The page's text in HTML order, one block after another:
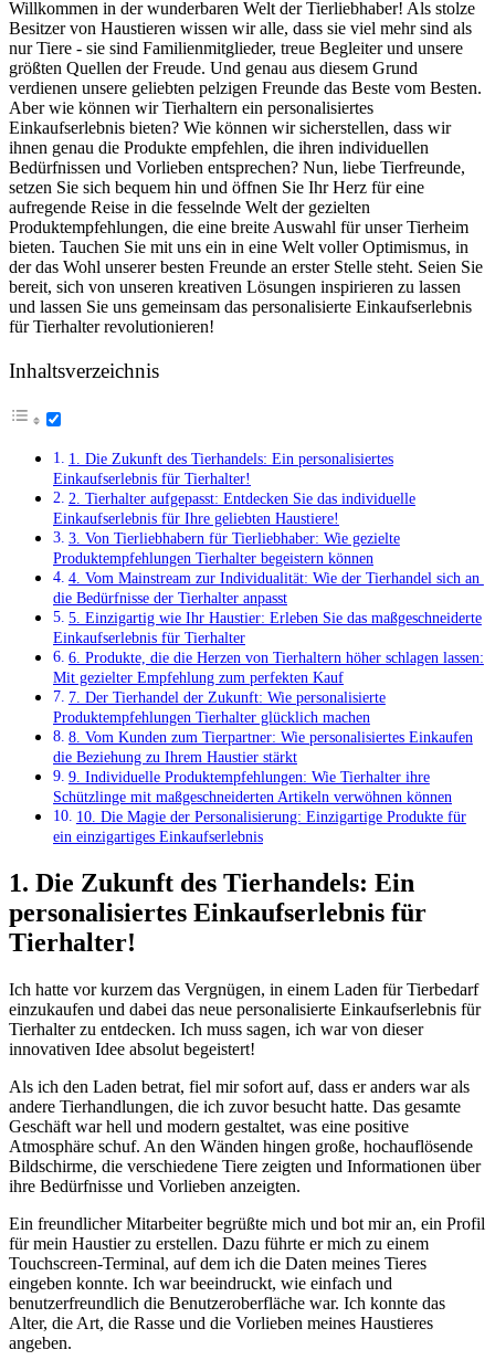
Willkommen in ‍der wunderbaren Welt der ‌Tierliebhaber! Als⁣ stolze
Besitzer von Haustieren wissen ‌wir alle, dass sie viel mehr sind als
nur Tiere -⁢ sie⁣ sind Familienmitglieder, treue Begleiter und unsere‌
größten Quellen ​der Freude. Und genau aus diesem Grund
verdienen unsere geliebten pelzigen Freunde das⁤ Beste ‌vom Besten.⁣
Aber⁣ wie können ⁢wir ‍Tierhaltern ein personalisiertes
⁤Einkaufserlebnis bieten? Wie ‌können wir sicherstellen, dass wir
ihnen genau die Produkte empfehlen, die ihren individuellen
Bedürfnissen und Vorlieben ‍entsprechen? Nun, ‌liebe Tierfreunde,‍
setzen ⁢Sie sich bequem hin und ⁣öffnen Sie Ihr Herz für eine
aufregende⁣ Reise in die fesselnde⁣ Welt der gezielten
Produktempfehlungen, die eine breite Auswahl ‌für unser Tierheim​
bieten. Tauchen⁢ Sie ‌mit ‌uns ein in⁢ eine ⁣Welt voller Optimismus, in
der das Wohl unserer besten Freunde an erster Stelle steht. Seien Sie
bereit, sich von unseren kreativen Lösungen inspirieren zu lassen
und lassen⁢ Sie uns gemeinsam das personalisierte Einkaufserlebnis
für ​Tierhalter revolutionieren!
Inhaltsverzeichnis
1. Die Zukunft⁣ des Tierhandels: Ein personalisiertes​
Einkaufserlebnis für Tierhalter!
2. Tierhalter‍ aufgepasst: Entdecken Sie das individuelle
Einkaufserlebnis für Ihre geliebten Haustiere!
3. Von Tierliebhabern für⁤ Tierliebhaber: Wie gezielte
Produktempfehlungen Tierhalter ‍begeistern können
4.‍ Vom ​Mainstream zur Individualität: Wie der ⁢Tierhandel sich an ​
die​ Bedürfnisse der ‍Tierhalter anpasst
5. ⁤Einzigartig wie Ihr Haustier: Erleben Sie das ‍maßgeschneiderte
Einkaufserlebnis für Tierhalter
6. Produkte, die die Herzen von Tierhaltern höher schlagen lassen:
Mit ​gezielter Empfehlung zum perfekten Kauf
7. Der Tierhandel der‌ Zukunft: Wie personalisierte
Produktempfehlungen Tierhalter glücklich machen
8. Vom Kunden‌ zum Tierpartner: Wie personalisiertes Einkaufen
die Beziehung zu Ihrem Haustier stärkt
9. Individuelle Produktempfehlungen:⁤ Wie⁢ Tierhalter ihre
Schützlinge mit maßgeschneiderten Artikeln⁤ verwöhnen können
10. Die Magie⁣ der Personalisierung: Einzigartige ⁤Produkte für⁢
ein‌ einzigartiges⁢ Einkaufserlebnis
1. Die Zukunft⁣ des Tierhandels: Ein
personalisiertes​ Einkaufserlebnis für
Tierhalter!
Ich ​hatte vor ‌kurzem das Vergnügen, in einem Laden für Tierbedarf
einzukaufen und dabei das neue personalisierte‌ Einkaufserlebnis für
Tierhalter ⁤zu entdecken. Ich muss sagen, ich war von dieser
innovativen Idee absolut begeistert!
Als ich den​ Laden​ betrat,⁢ fiel mir sofort auf, dass er anders war als
andere ‍Tierhandlungen, ⁣die‌ ich zuvor besucht ‌hatte. Das gesamte
Geschäft war hell und modern ⁢gestaltet, was eine positive⁢
Atmosphäre schuf. An den ‍Wänden hingen ⁣große, hochauflösende
⁤Bildschirme, die​ verschiedene Tiere‍ zeigten und Informationen über
ihre ⁢Bedürfnisse und Vorlieben anzeigten.
Ein freundlicher Mitarbeiter begrüßte mich und bot mir an, ⁣ein Profil
für​ mein ​Haustier‌ zu erstellen. ​Dazu führte er ​mich zu⁣ einem
‍Touchscreen-Terminal, auf dem ich die Daten meines Tieres
eingeben konnte. Ich war ⁣beeindruckt, wie einfach und
⁤benutzerfreundlich die⁤ Benutzeroberfläche war.⁤ Ich konnte das‌
Alter, die ‌Art, die Rasse und die‌ Vorlieben meines Haustieres
angeben.